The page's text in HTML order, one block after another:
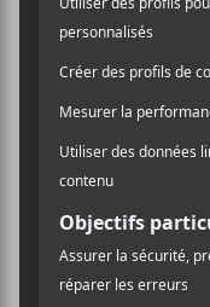
Buddvenait de
collaboratif avec
Another
aussi signé la
HBOI Know This
Sa discographie
débuts en 1962.
technique de jeu au